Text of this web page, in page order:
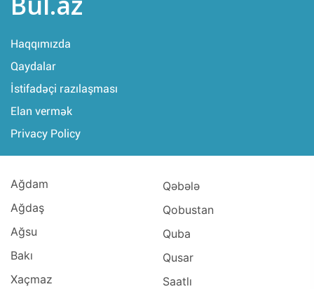
Bul.az
Haqqımızda
Qaydalar
İstifadəçi razılaşması
Elan vermək
Privacy Policy
Ağdam
Ağdaş
Ağsu
Bakı
Xaçmaz
Qəbələ
Qobustan
Quba
Qusar
Saatlı